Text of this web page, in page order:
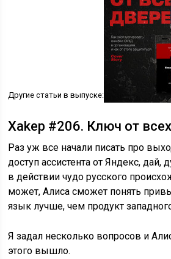
Другие статьи в выпуске:
Xakep #206. Ключ от
Раз уж все начали писать про
доступ ассистента от Яндекс,
в действии чудо русского
может, Алиса сможет понять
язык лучше, чем продукт
Я задал несколько вопросов и
этого вышло.